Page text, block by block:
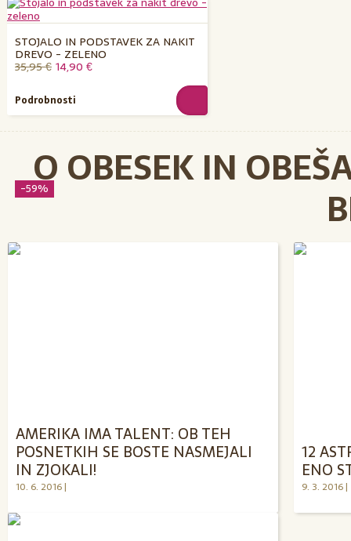
-59%
STOJALO IN PODSTAVEK ZA NAKIT
DREVO - ZELENO
35,95 € 14,90 €
Podrobnosti
O OBESEK IN
AMERIKA IMA TALENT: OB TEH
POSNETKIH SE BOSTE NASMEJALI
IN ZJOKALI!
10. 6. 2016 |
12
ENO
9. 3. 2016 |